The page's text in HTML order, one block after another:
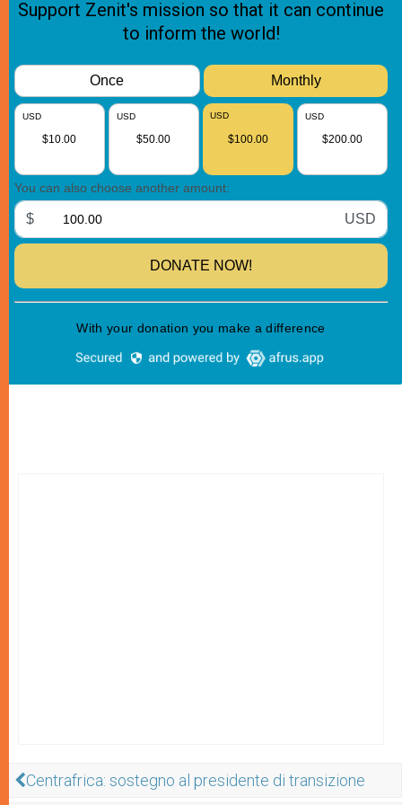
Centrafrica: sostegno al presidente di transizione